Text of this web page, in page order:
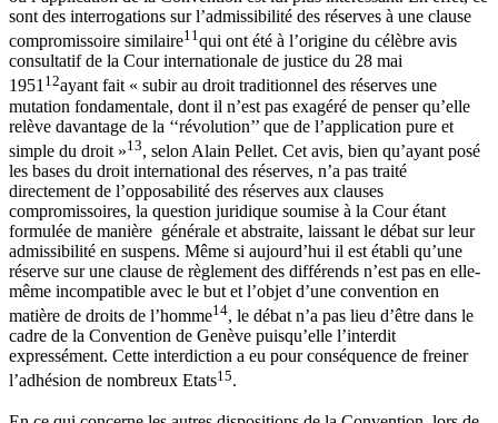
sont des interrogations sur l’admissibilité des réserves à une clause
compromissoire similaire11qui ont été à l’origine du célèbre avis
consultatif de la Cour internationale de justice du 28 mai
195112ayant fait « subir au droit traditionnel des réserves une
mutation fondamentale, dont il n’est pas exagéré de penser qu’elle
relève davantage de la ‘‘révolution’’ que de l’application pure et
simple du droit »13, selon Alain Pellet. Cet avis, bien qu’ayant posé
les bases du droit international des réserves, n’a pas traité
directement de l’opposabilité des réserves aux clauses
compromissoires, la question juridique soumise à la Cour étant
formulée de manière générale et abstraite, laissant le débat sur leur
admissibilité en suspens. Même si aujourd’hui il est établi qu’une
réserve sur une clause de règlement des différends n’est pas en elle-
même incompatible avec le but et l’objet d’une convention en
matière de droits de l’homme14, le débat n’a pas lieu d’être dans le
cadre de la Convention de Genève puisqu’elle l’interdit
expressément. Cette interdiction a eu pour conséquence de freiner
l’adhésion de nombreux Etats15.